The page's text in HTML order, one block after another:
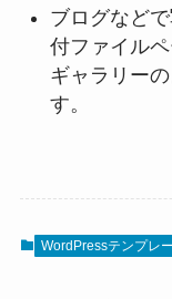
ブログなど
付ファイル
ギャラリー
す。
WordPressテンプレ